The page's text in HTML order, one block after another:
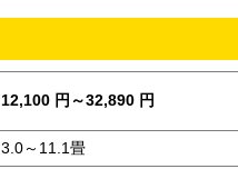
12,100 円～32,890 円
3.0～11.1畳